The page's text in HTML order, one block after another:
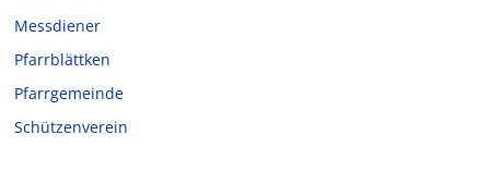
Messdiener
Pfarrblättken
Pfarrgemeinde
Schützenverein